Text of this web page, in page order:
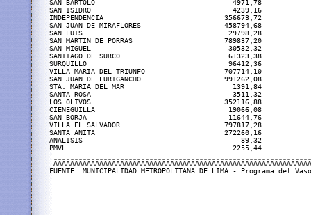
SAN BARTOLO                                 4971,78
SAN ISIDRO                                  4239,16
INDEPENDENCIA                             356673,72
SAN JUAN DE MIRAFLORES                    458794,68
SAN LUIS                                   29798,28
SAN MARTIN DE PORRAS                      789837,20
SAN MIGUEL                                 30532,32
SANTIAGO DE SURCO                          61323,38
SURQUILLO                                  96412,36
VILLA MARIA DEL TRIUNFO                   707714,10
SAN JUAN DE LURIGANCHO                    991262,08
STA. MARIA DEL MAR                          1391,84
SANTA ROSA                                  3511,32
LOS OLIVOS                                352116,88
CIENEGUILLA                                19066,08
SAN BORJA                                  11644,76
VILLA EL SALVADOR                         797817,28
SANTA ANITA                               272260,16
ANALISIS                                      89,32
PMVL                                        2255,44